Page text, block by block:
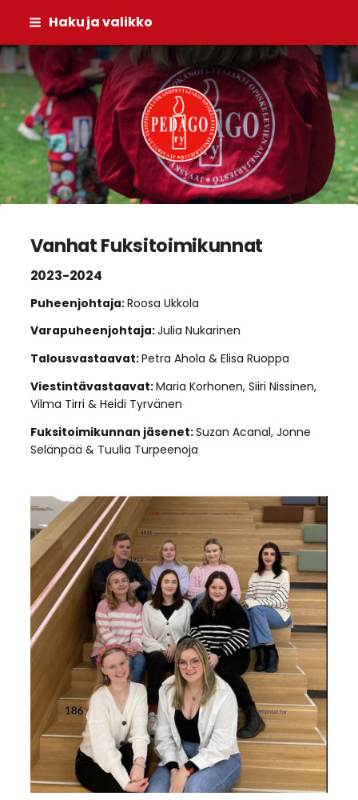
Siirry
sisältöön
Haku ja valikko
Pedago ry
Vanhat Fuksitoimikunnat
2023-2024
Puheenjohtaja:Roosa Ukkola
Varapuheenjohtaja:Julia Nukarinen
Talousvastaavat:Petra Ahola & Elisa Ruoppa
Viestintävastaavat:Maria Korhonen, Siiri Nissinen,
Vilma Tirri & Heidi Tyrvänen
Fuksitoimikunnan jäsenet:Suzan Acanal, Jonne
Selänpää & Tuulia Turpeenoja